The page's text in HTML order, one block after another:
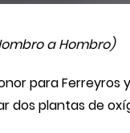
a Hombro)
para
dos plantas de